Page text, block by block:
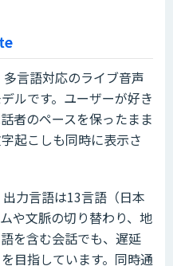
言語対応のライブ音声
ルです。ユーザーが好き
者のペースを保ったまま
起こしも同時に表示さ
力言語は13言語（日本
や文脈の切り替わり、地
を含む会話でも、遅延
目指しています。同時通